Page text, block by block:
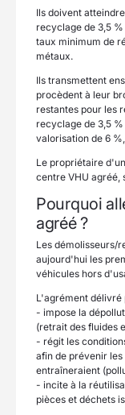
Ils doivent
recyclage de 3,5
taux minimum de
métaux.
Ils transmettent
procèdent à leur
restantes pour les
recyclage de 3,5
valorisation de 6
Le propriétaire
centre VHU agréé,
Pourquoi
agréé ?
Les démolisseurs/
aujourd'hui les
véhicules hors
L'agrément délivré
- impose la
(retrait des fluides
- régit les
afin de prévenir
entraîneraient
- incite à la
pièces et déchets